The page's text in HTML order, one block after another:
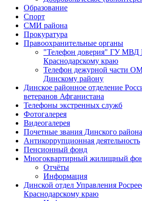
Образование
Спорт
СМИ района
Прокуратура
Правоохранительные органы
"Телефон доверия" ГУ МВД
Краснодарскому краю
Телефон дежурной части
Динскому району
Динское районное отделение
ветеранов Афганистана
Телефоны экстренных служб
Фотогалерея
Видеогалерея
Почетные звания Динского района
Антикоррупционная деятельность
Пенсионный фонд
Многоквартирный жилищный
Отчёты
Информация
Динской отдел Управления
Краснодарскому краю